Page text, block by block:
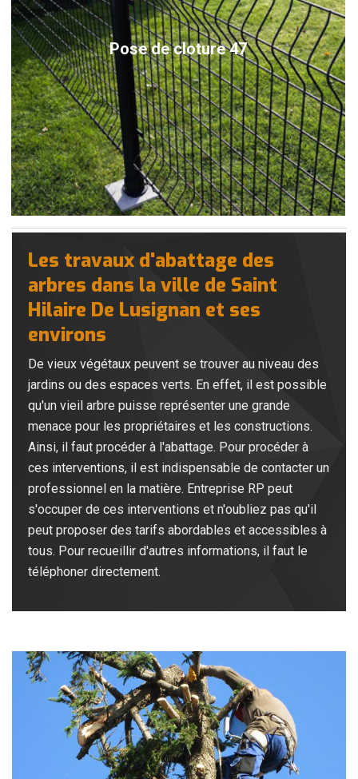
Pose de cloture 47
Les travaux d'abattage des
arbres dans la ville de Saint
Hilaire De Lusignan et ses
environs
De vieux végétaux peuvent se trouver au niveau des
jardins ou des espaces verts. En effet, il est possible
qu'un vieil arbre puisse représenter une grande
menace pour les propriétaires et les constructions.
Ainsi, il faut procéder à l'abattage. Pour procéder à
ces interventions, il est indispensable de contacter un
professionnel en la matière. Entreprise RP peut
s'occuper de ces interventions et n'oubliez pas qu'il
peut proposer des tarifs abordables et accessibles à
tous. Pour recueillir d'autres informations, il faut le
téléphoner directement.